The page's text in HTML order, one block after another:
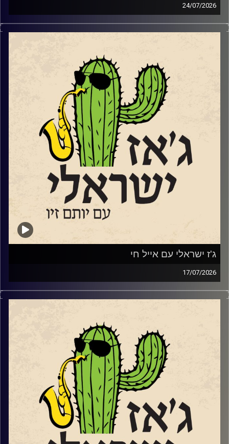
24/07/2026
מאז ה 7.10.2023, הביטוי שנאת אחים או שנאת חינם או סתם
אפילו סתם שנאה, מקבל משמעות אחרת. ולצערינו לרבים מידי
מפתיע, לא אצל כולם זו אהבת חינם. אבל אנחנו תוכנית קירוב
לבבות תמידית שמנסה לקרב אוהבי מוזיקה ישראלים לג'ז
הישראלי. ואנחנו עושים זאת באהבה גדולה. אהבת חינם…
השבוע בגלל שעברנו את תשעה באב ובגלל שאנחנו תוכנית
ישראלית, שמענו הרבה יותר שירים עם מילים אבל גם מוזיקה
אינסטרומנטלית ללב ולנשמה.
קרדיט תמונות: רותם בר-אילן
ג'ז ישראלי עם אייל חי
17/07/2026
אייל חי,
Www.Instagram.com/eyalhai
סקסופוניסט, מלחין וזמר משיק בסוף החודש את "אל התפל"
אלבומו השלישי והראשון בו הוא שר בעברית. מופע ההשקה
https://www.goshow.co.il/show/21434/55586
יתקיים במועדון הג'ז "אממה" בתל אביב ב – 29.7.
שוחחנו עם אייל על הלימודים בברקלי והחיים בניו יורק וגם על
שירה נגינה ומה שביניהן.
קרדיט תמונות: רותם בר-אילן